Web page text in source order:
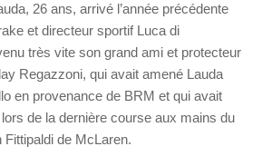
26 ans, arrivé l’année précédente
et directeur sportif Luca di
très vite son grand ami et protecteur
Regazzoni, qui avait amené Lauda
en provenance de BRM et qui avait
de la dernière course aux mains du
de McLaren.